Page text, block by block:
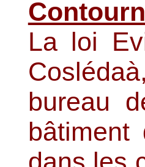
La loi
bureau
bâtiment